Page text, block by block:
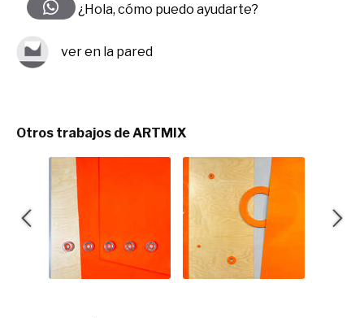
¿Hola, cómo puedo ayudarte?
ver en la pared
Otros trabajos de ARTMIX